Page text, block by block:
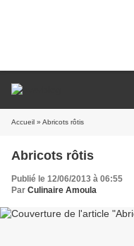
Accueil » Abricots rôtis
Abricots rôtis
Publié le 12/06/2013 à 06:55
Par Culinaire Amoula